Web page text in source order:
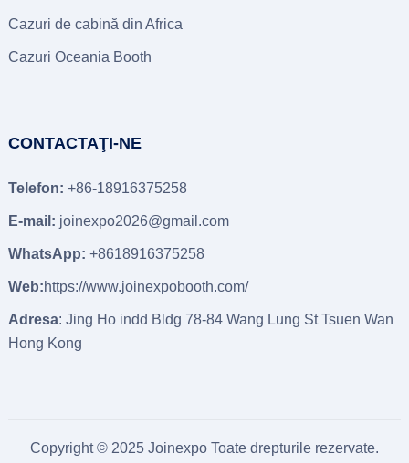
Cazuri de cabină din Africa
Cazuri Oceania Booth
CONTACTAŢI-NE
Telefon: +86-18916375258
E-mail: joinexpo2026@gmail.com
WhatsApp: +8618916375258
Web:https://www.joinexpobooth.com/
Adresa: Jing Ho indd Bldg 78-84 Wang Lung St Tsuen Wan
Hong Kong
Copyright © 2025 Joinexpo Toate drepturile rezervate.